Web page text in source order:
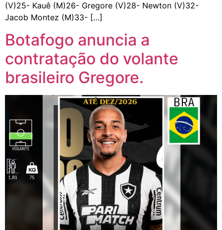
(V)25- Kauê (M)26- Gregore (V)28- Newton (V)32-
Jacob Montez (M)33- […]
Botafogo anuncia a
contratação do volante
brasileiro Gregore.